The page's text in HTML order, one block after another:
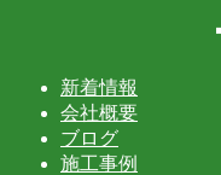
新着情報
会社概要
ブログ
施工事例